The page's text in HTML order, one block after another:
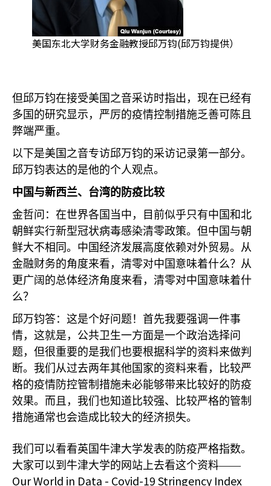
美国东北大学财务金融教授邱万钧(邱万钧提供）
但邱万钧在接受美国之音采访时指出，现在已经有
多国的研究显示，严厉的疫情控制措施乏善可陈且
弊端严重。
以下是美国之音专访邱万钧的采访记录第一部分。
邱万钧表达的是他的个人观点。
中国与新西兰、台湾的防疫比较
金哲问：在世界各国当中，目前似乎只有中国和北
朝鲜实行新型冠状病毒感染清零政策。但中国与朝
鲜大不相同。中国经济发展高度依赖对外贸易。从
金融财务的角度来看，清零对中国意味着什么？从
更广阔的总体经济角度来看，清零对中国意味着什
么？
邱万钧答：这是个好问题！首先我要强调一件事
情，这就是，公共卫生一方面是一个政治选择问
题，但很重要的是我们也要根据科学的资料来做判
断。我们从过去两年其他国家的资料来看，比较严
格的疫情防控管制措施未必能够带来比较好的防疫
效果。而且，我们也知道比较强、比较严格的管制
措施通常也会造成比较大的经济损失。
我们可以看看英国牛津大学发表的防疫严格指数。
大家可以到牛津大学的网站上去看这个资料——
Our World in Data - Covid-19 Stringency Index